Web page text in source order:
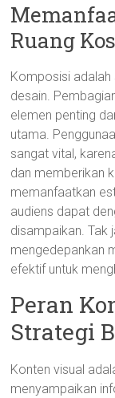
Ruang
Komposisi
desain.
elemen penting
utama.
sangat vital,
dan memberikan
memanfaatkan
audiens dapat
disampaikan. Tak
mengedepankan
efektif untuk
Peran
Strategi
Konten visual
menyampaikan